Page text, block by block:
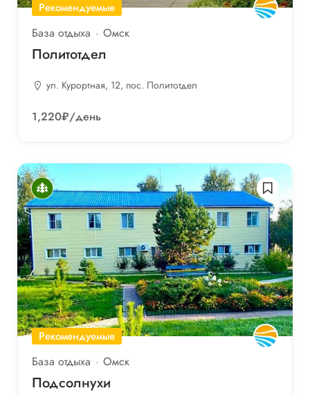
Рекомендуемые
База отдыха Омск
Политотдел
ул. Курортная, 12, пос. Политотдел
1,220₽/день
Рекомендуемые
База отдыха Омск
Подсолнухи